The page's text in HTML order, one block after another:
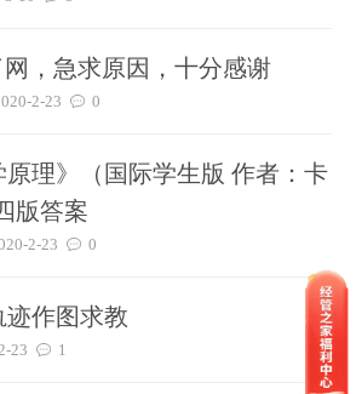
网，急求原因，十分感谢
2-23 0
理》（国际学生版 作者：卡
版答案
2-23 0
作图求教
23 1